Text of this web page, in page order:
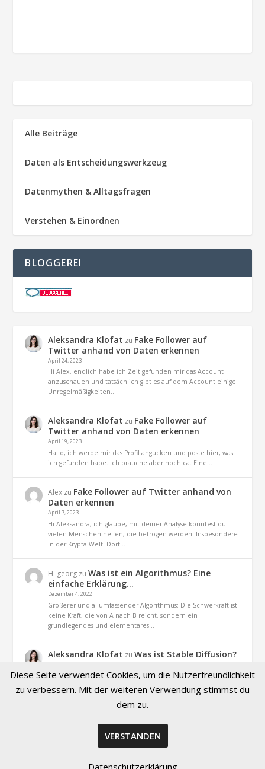
Alle Beiträge
Daten als Entscheidungswerkzeug
Datenmythen & Alltagsfragen
Verstehen & Einordnen
BLOGGEREI
Aleksandra Klofat zu Fake Follower auf
Twitter anhand von Daten erkennen
April 24, 2023
Hi Alex, endlich habe ich Zeit gefunden mir das Account
anzuschauen und tatsächlich gibt es auf dem Account einige
Unregelmäßigkeiten.…
Aleksandra Klofat zu Fake Follower auf
Twitter anhand von Daten erkennen
April 19, 2023
Hallo, ich werde mir das Profil angucken und poste hier, was
ich gefunden habe. Ich brauche aber noch ca. Eine…
Alex zu Fake Follower auf Twitter anhand von
Daten erkennen
April 7, 2023
Hi Aleksandra, ich glaube, mit deiner Analyse könntest du
vielen Menschen helfen, die betrogen werden. Insbesondere
in der Krypta-Welt. Dort…
H. georg zuWas ist ein Algorithmus? Eine
einfache Erklärung…
Dezember 4, 2022
Größerer und allumfassender Algorithmus: Die Schwerkraft ist
keine Kraft, die von A nach B reicht, sondern ein
grundlegendes und elementares…
Aleksandra Klofat zuWas ist Stable Diffusion?
November 9, 2022
Hallo, ja. es geht um dieses Projekt (optiizedSD=Projekt von
© 2026 Created by Aleksandra Klofat
Diese Seite verwendet Cookies, um die Nutzerfreundlichkeit
zu verbessern. Mit der weiteren Verwendung stimmst du
dem zu.
VERSTANDEN
Datenschutzerklärung